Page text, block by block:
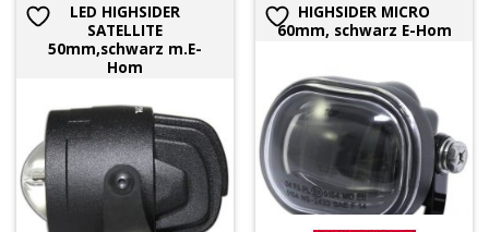
LED HIGHSIDER
SATELLITE
50mm,schwarz m.E-
Hom
HIGHSIDER MICRO
60mm, schwarz E-Hom